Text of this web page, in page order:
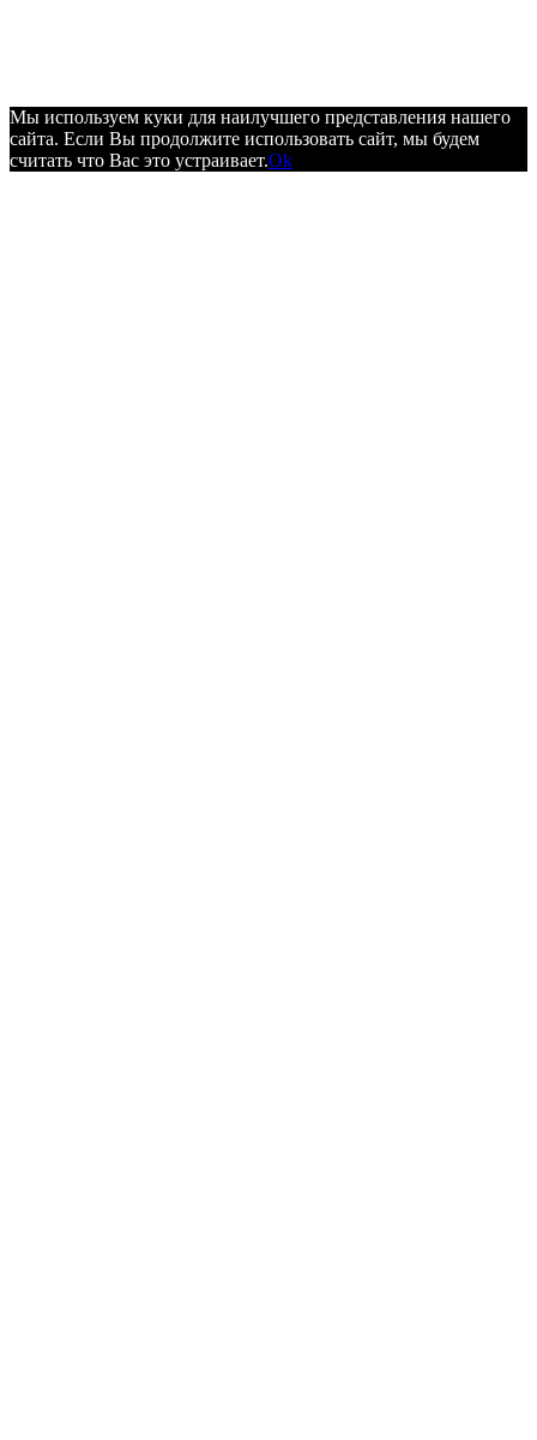
Мы используем куки для наилучшего представления нашего
сайта. Если Вы продолжите использовать сайт, мы будем
считать что Вас это устраивает.Ok